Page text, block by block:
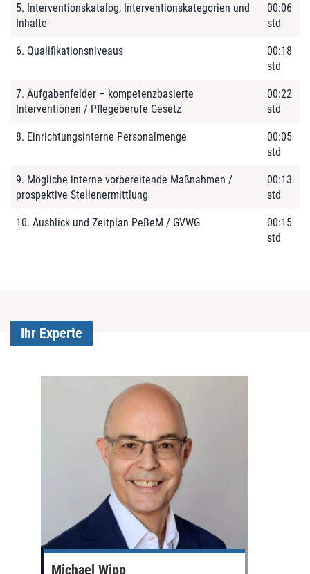
5. Interventionskatalog, Interventionskategorien und
Inhalte
00:06
std
6. Qualifikationsniveaus
00:18
std
7. Aufgabenfelder – kompetenzbasierte
Interventionen / Pflegeberufe Gesetz
00:22
std
8. Einrichtungsinterne Personalmenge
00:05
std
9. Mögliche interne vorbereitende Maßnahmen /
prospektive Stellenermittlung
00:13
std
10. Ausblick und Zeitplan PeBeM / GVWG
00:15
std
Ihr Experte
Michael Wipp